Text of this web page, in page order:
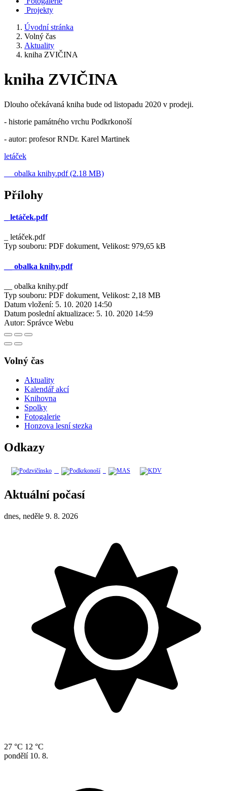
Projekty
Úvodní stránka
Volný čas
Aktuality
kniha ZVIČINA
kniha ZVIČINA
Dlouho očekávaná kniha bude od listopadu 2020 v prodeji.
- historie památného vrchu Podkrkonoší
- autor: profesor RNDr. Karel Martinek
letáček
__ obalka knihy.pdf (2.18 MB)
Přílohy
_ letáček.pdf
_ letáček.pdf
Typ souboru: PDF dokument, Velikost: 979,65 kB
__ obalka knihy.pdf
__ obalka knihy.pdf
Typ souboru: PDF dokument, Velikost: 2,18 MB
Datum vložení: 5. 10. 2020 14:50
Datum poslední aktualizace: 5. 10. 2020 14:59
Autor: Správce Webu
Volný čas
Aktuality
Kalendář akcí
Knihovna
Spolky
Fotogalerie
Honzova lesní stezka
Odkazy
Aktuální počasí
dnes, neděle 9. 8. 2026
27 °C 12 °C
pondělí 10. 8.